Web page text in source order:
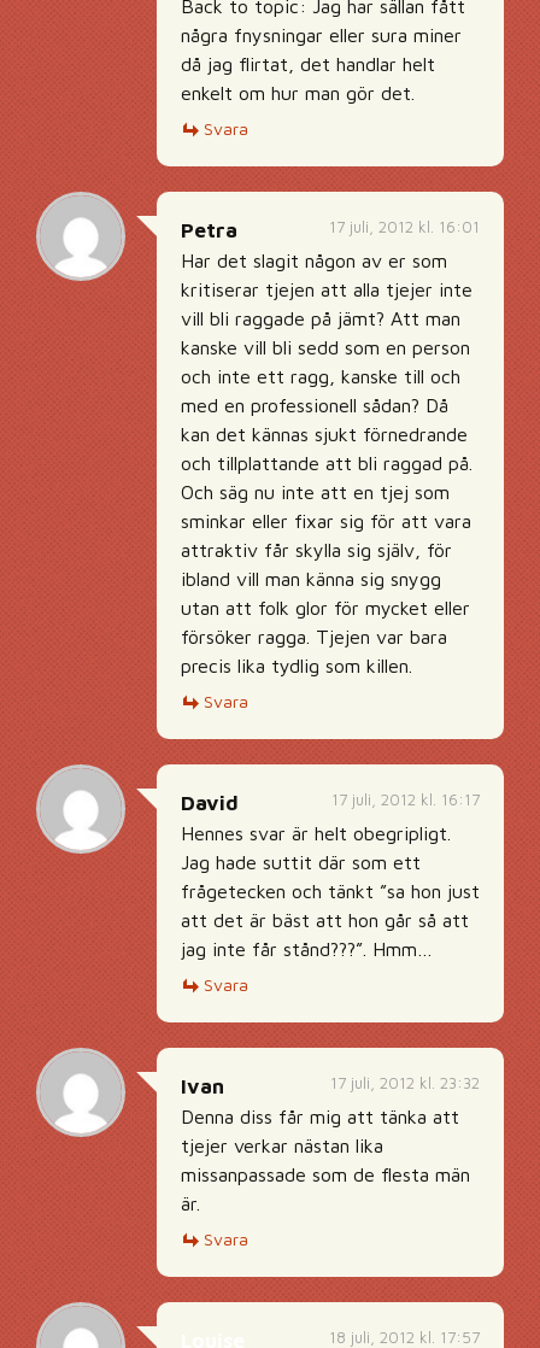
Back to topic: Jag har sällan fått
några fnysningar eller sura miner
då jag flirtat, det handlar helt
enkelt om hur man gör det.
Svara
17 juli, 2012 kl. 16:01
Petra
Har det slagit någon av er som
kritiserar tjejen att alla tjejer inte
vill bli raggade på jämt? Att man
kanske vill bli sedd som en person
och inte ett ragg, kanske till och
med en professionell sådan? Då
kan det kännas sjukt förnedrande
och tillplattande att bli raggad på.
Och säg nu inte att en tjej som
sminkar eller fixar sig för att vara
attraktiv får skylla sig själv, för
ibland vill man känna sig snygg
utan att folk glor för mycket eller
försöker ragga. Tjejen var bara
precis lika tydlig som killen.
Svara
17 juli, 2012 kl. 16:17
David
Hennes svar är helt obegripligt.
Jag hade suttit där som ett
frågetecken och tänkt ”sa hon just
att det är bäst att hon går så att
jag inte får stånd???”. Hmm…
Svara
17 juli, 2012 kl. 23:32
Ivan
Denna diss får mig att tänka att
tjejer verkar nästan lika
missanpassade som de flesta män
är.
Svara
18 juli, 2012 kl. 17:57